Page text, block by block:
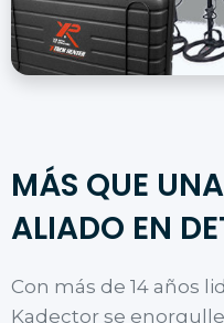
MÁS QUE
ALIADO EN
Con más de 14 años
Kadector se